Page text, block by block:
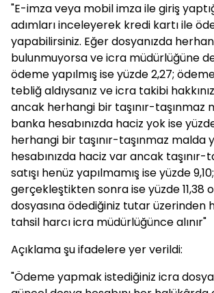
"E-imza veya mobil imza ile giriş
adımları inceleyerek kredi kartı ile
yapabilirsiniz. Eğer dosyanızda
bulunmuyorsa ve icra müdürlüğüne
ödeme yapılmış ise yüzde 2,27;
tebliğ aldıysanız ve icra takibi
ancak herhangi bir taşınır-taşınmaz
banka hesabınızda haciz yok ise
herhangi bir taşınır-taşınmaz malda
hesabınızda haciz var ancak taşınır-
satışı henüz yapılmamış ise yüzde
gerçekleştikten sonra ise yüzde 11,38
dosyasına ödediğiniz tutar üzerinden
tahsil harcı icra müdürlüğünce alınır"
Açıklama şu ifadelere yer verildi:
"Ödeme yapmak istediğiniz icra